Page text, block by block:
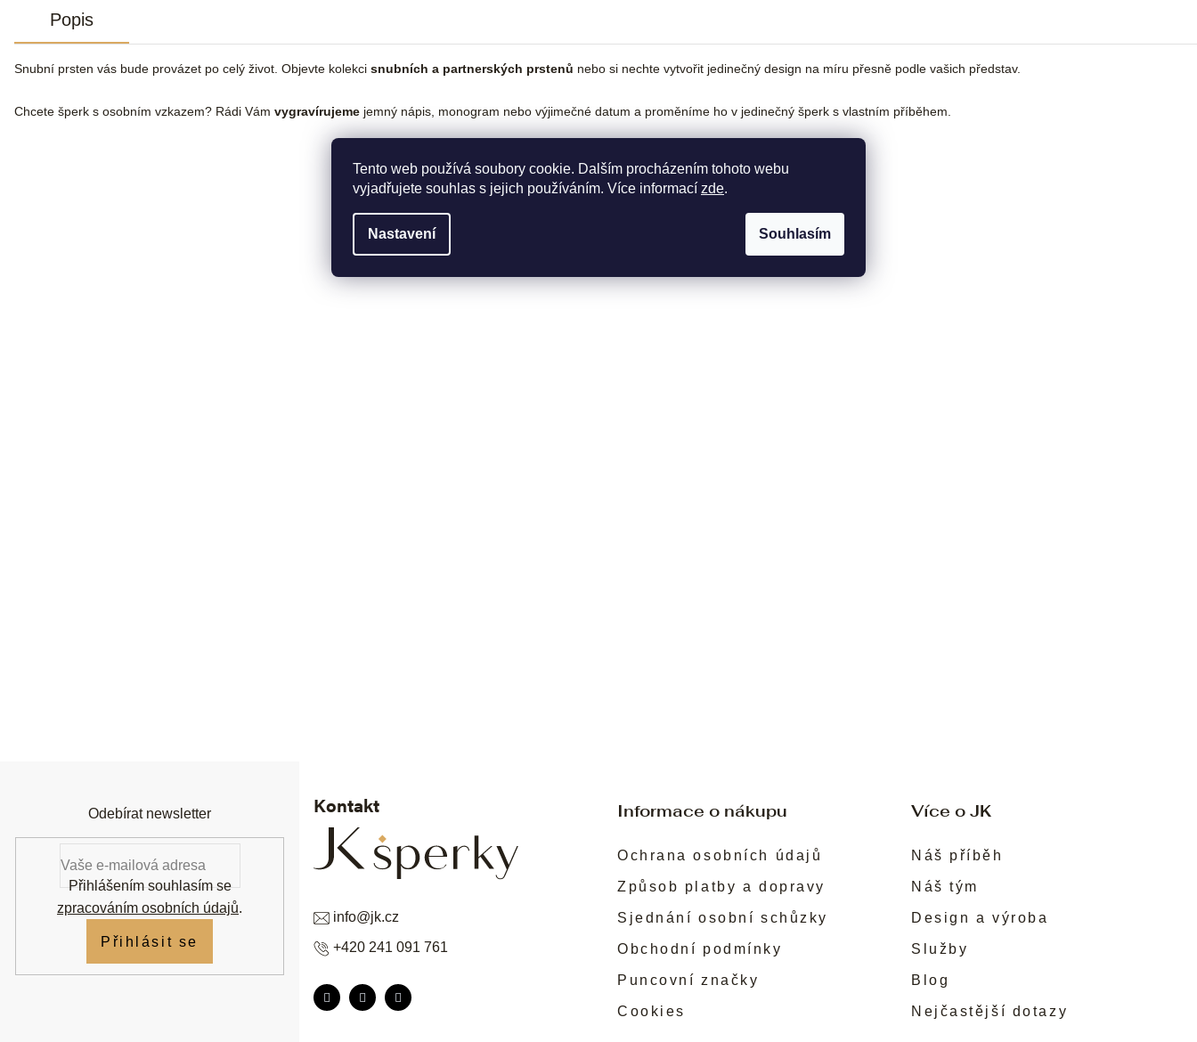
Tento web používá soubory cookie. Dalším procházením tohoto webu
vyjadřujete souhlas s jejich používáním. Více informací zde.
Nastavení Souhlasím
Popis
Snubní prsten vás bude provázet po celý život. Objevte kolekci snubních a partnerských prstenů nebo si nechte vytvořit jedinečný design na míru přesně podle vašich představ.
Chcete šperk s osobním vzkazem? Rádi Vám vygravírujeme jemný nápis, monogram nebo výjimečné datum a proměníme ho v jedinečný šperk s vlastním příběhem.
Informace o nákupu
Ochrana osobních údajů
Způsob platby a dopravy
Sjednání osobní schůzky
Obchodní podmínky
Puncovní značky
Cookies
Více o JK
Náš příběh
Náš tým
Design a výroba
Služby
Blog
Nejčastější dotazy
Kontakt
info@jk.cz
+420 241 091 761
Odebírat newsletter
Přihlášením souhlasím se
zpracováním osobních údajů.
Přihlásit se